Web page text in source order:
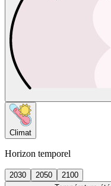
Climat
Horizon temporel
2030 2050
2100